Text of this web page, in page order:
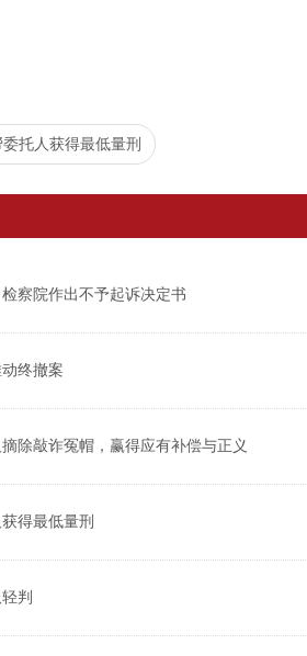
托人获得最低量刑
察院作出不予起诉决定书
终撤案
除敲诈冤帽，赢得应有补偿与正义
得最低量刑
判